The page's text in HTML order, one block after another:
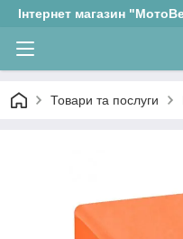
Інтернет магазин
Товари та послуги